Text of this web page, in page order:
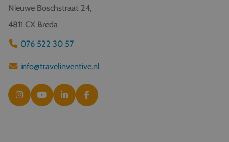
Nieuwe Boschstraat 24,
4811 CX Breda
076 522 30 57
info@travelinventive.nl